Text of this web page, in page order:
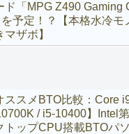
ド「MPG Z490 Gaming
予定！？【本格水冷モ
マザボ】
ススメBTO比較：Core
/ i5-10400】Intel
トップCPU搭載BTOパ